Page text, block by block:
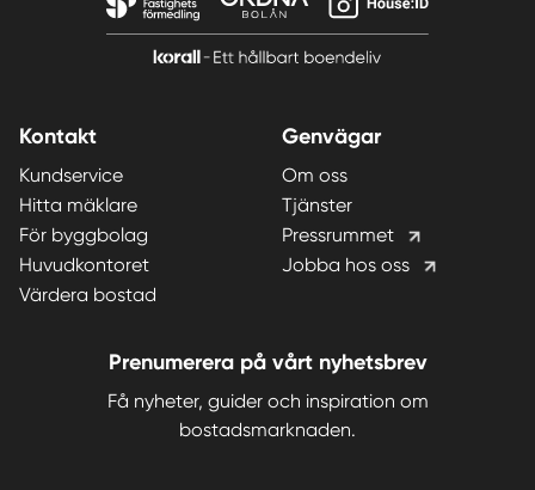
Kontakt
Kundservice
Hitta mäklare
För byggbolag
Huvudkontoret
Värdera bostad
Genvägar
Om oss
Tjänster
Pressrummet
Jobba hos oss
Prenumerera på vårt nyhetsbrev
Få nyheter, guider och inspiration om
bostadsmarknaden.